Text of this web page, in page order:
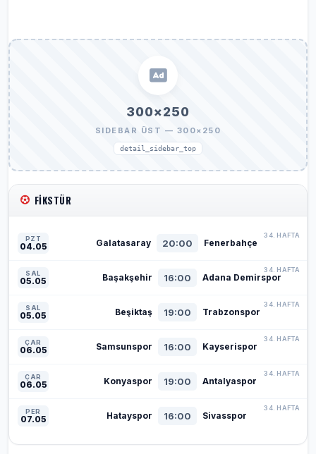
300×250
SIDEBAR ÜST — 300×250
detail_sidebar_top
FIKSTÜR
PZT
04.05 Galatasaray 20:00 Fenerbahçe
34. HAFTA
SAL
05.05 Başakşehir 16:00 Adana Demirspor
34. HAFTA
SAL
05.05 Beşiktaş 19:00 Trabzonspor
34. HAFTA
ÇAR
06.05 Samsunspor 16:00 Kayserispor
34. HAFTA
ÇAR
06.05 Konyaspor 19:00 Antalyaspor
34. HAFTA
PER
07.05 Hatayspor 16:00 Sivasspor
34. HAFTA